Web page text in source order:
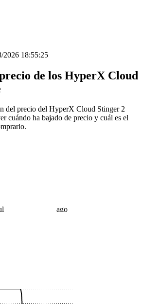
2026 18:55:25
de los HyperX Cloud
del precio del HyperX Cloud Stinger 2
cuándo ha bajado de precio y cuál es el
ago